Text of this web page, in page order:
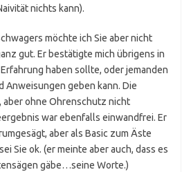
nichts kann).
möchte ich Sie aber nicht
gut. Er bestätigte mich übrigens in
haben sollte, oder jemanden
Anweisungen geben kann. Die
aber ohne Ohrenschutz nicht
war ebenfalls einwandfrei. Er
aber als Basic zum Äste
Sie ok. (er meinte aber auch, dass es
gäbe…seine Worte.)